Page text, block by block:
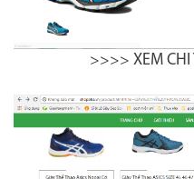
>>>> XEM CHI